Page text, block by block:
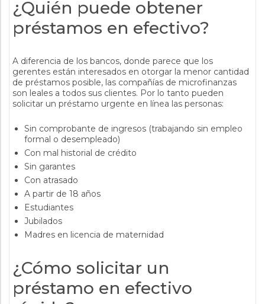
¿Quién puede obtener
préstamos en efectivo?
A diferencia de los bancos, donde parece que los
gerentes están interesados ​​en otorgar la menor cantidad
de préstamos posible, las compañías de microfinanzas
son leales a todos sus clientes. Por lo tanto pueden
solicitar un préstamo urgente en línea las personas:
Sin comprobante de ingresos (trabajando sin empleo
formal o desempleado)
Con mal historial de crédito
Sin garantes
Con atrasado
A partir de 18 años
Estudiantes
Jubilados
Madres en licencia de maternidad
¿Cómo solicitar un
préstamo en efectivo